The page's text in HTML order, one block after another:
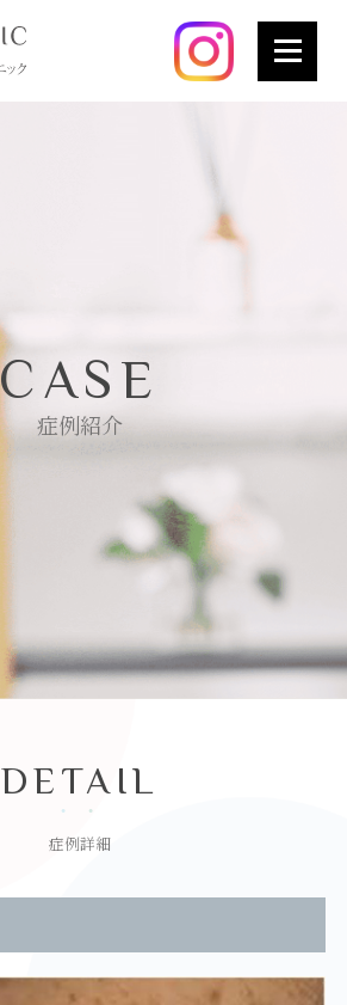
CASE
症例紹介
DETAIL
症例詳細